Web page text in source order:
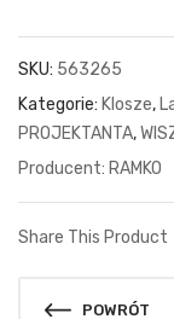
SKU: 563265
Kategorie: Klosze,
PROJEKTANTA,
RAMKO
Share This Product
POWRÓT